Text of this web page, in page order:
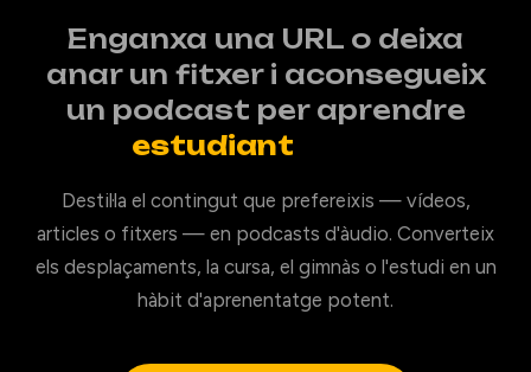
Enganxa una URL o deixa
anar un fitxer i aconsegueix
un podcast per aprendre
estudiant
Destil·la el contingut que prefereixis — vídeos,
articles o fitxers — en podcasts d'àudio. Converteix
els desplaçaments, la cursa, el gimnàs o l'estudi en un
hàbit d'aprenentatge potent.